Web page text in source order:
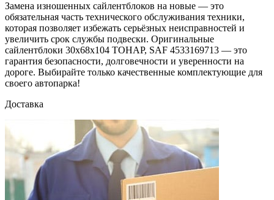
Замена изношенных сайлентблоков на новые — это
обязательная часть технического обслуживания техники,
которая позволяет избежать серьёзных неисправностей и
увеличить срок службы подвески. Оригинальные
сайлентблоки 30х68х104 ТОНАР, SAF 4533169713 — это
гарантия безопасности, долговечности и уверенности на
дороге. Выбирайте только качественные комплектующие для
своего автопарка!
Доставка